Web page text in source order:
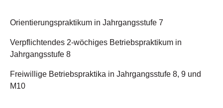
Orientierungspraktikum in Jahrgangsstufe 7
Verpflichtendes 2-wöchiges Betriebspraktikum in
Jahrgangsstufe 8
Freiwillige Betriebspraktika in Jahrgangsstufe 8, 9 und
M10